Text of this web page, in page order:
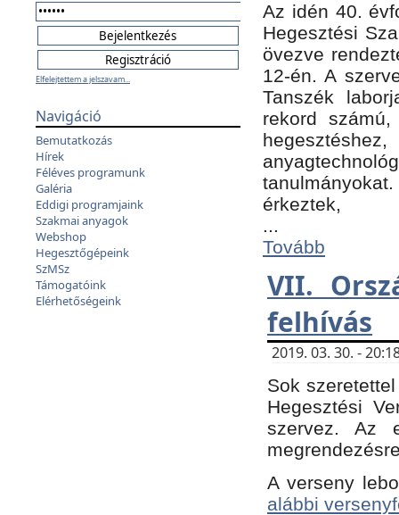
Elfelejtettem a jelszavam...
Navigáció
Bemutatkozás
Hírek
Féléves programunk
Galéria
Eddigi programjaink
Szakmai anyagok
Webshop
Hegesztőgépeink
SzMSz
Támogatóink
Elérhetőségeink
Az idén 40.
Hegesztési
övezve
12-én. A
Tanszék
rekord
érkeztek,
...
Tovább
VII.
felhívás
2019. 03. 30. -
Sok
Hegesztési
szervez. Az
A verseny
alábbi